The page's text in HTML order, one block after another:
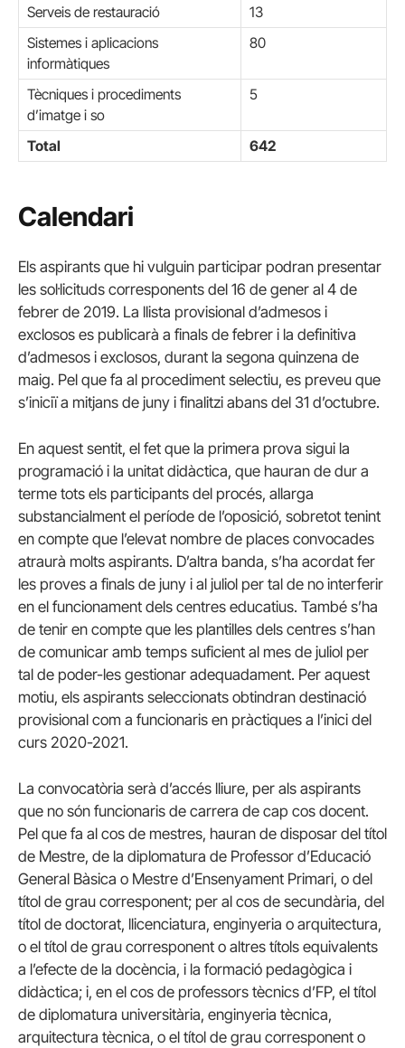
Serveis de restauració
13
Sistemes i aplicacions
informàtiques
80
Tècniques i procediments
d’imatge i so
5
Total 642
Calendari
Els aspirants que hi vulguin participar podran presentar
les sol·licituds corresponents del 16 de gener al 4 de
febrer de 2019. La llista provisional d’admesos i
exclosos es publicarà a finals de febrer i la definitiva
d’admesos i exclosos, durant la segona quinzena de
maig. Pel que fa al procediment selectiu, es preveu que
s’iniciï a mitjans de juny i finalitzi abans del 31 d’octubre.
En aquest sentit, el fet que la primera prova sigui la
programació i la unitat didàctica, que hauran de dur a
terme tots els participants del procés, allarga
substancialment el període de l’oposició, sobretot tenint
en compte que l’elevat nombre de places convocades
atraurà molts aspirants. D’altra banda, s’ha acordat fer
les proves a finals de juny i al juliol per tal de no interferir
en el funcionament dels centres educatius. També s’ha
de tenir en compte que les plantilles dels centres s’han
de comunicar amb temps suficient al mes de juliol per
tal de poder-les gestionar adequadament. Per aquest
motiu, els aspirants seleccionats obtindran destinació
provisional com a funcionaris en pràctiques a l’inici del
curs 2020-2021.
La convocatòria serà d’accés lliure, per als aspirants
que no són funcionaris de carrera de cap cos docent.
Pel que fa al cos de mestres, hauran de disposar del títol
de Mestre, de la diplomatura de Professor d’Educació
General Bàsica o Mestre d’Ensenyament Primari, o del
títol de grau corresponent; per al cos de secundària, del
títol de doctorat, llicenciatura, enginyeria o arquitectura,
o el títol de grau corresponent o altres títols equivalents
a l’efecte de la docència, i la formació pedagògica i
didàctica; i, en el cos de professors tècnics d’FP, el títol
de diplomatura universitària, enginyeria tècnica,
arquitectura tècnica, o el títol de grau corresponent o